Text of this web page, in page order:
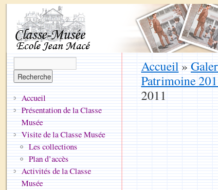
Accueil»
Patrimoine
2011
Accueil
Présentation de la Classe
Musée
Visite de la Classe Musée
Les collections
Plan d’accès
Activités de la Classe
Musée